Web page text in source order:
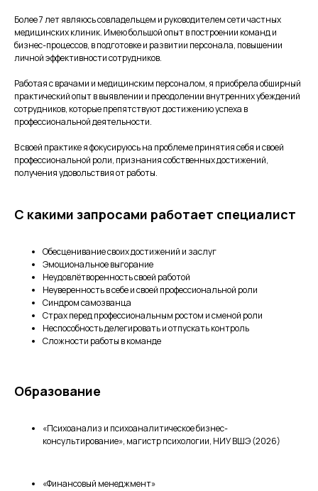
Более 7 лет являюсь совладельцем и руководителем сети частных
медицинских клиник. Имею большой опыт в построении команд и
бизнес-процессов, в подготовке и развитии персонала, повышении
личной эффективности сотрудников.
Работая с врачами и медицинским персоналом, я приобрела обширный
практический опыт в выявлении и преодолении внутренних убеждений
сотрудников, которые препятствуют достижению успеха в
профессиональной деятельности.
В своей практике я фокусируюсь на проблеме принятия себя и своей
профессиональной роли, признания собственных достижений,
получения удовольствия от работы.
С какими запросами работает специалист
Обесценивание своих достижений и заслуг
Эмоциональное выгорание
Неудовлётворенность своей работой
Неуверенность в себе и своей профессиональной роли
Синдром самозванца
Страх перед профессиональным ростом и сменой роли
Неспособность делегировать и отпускать контроль
Сложности работы в команде
Образование
«Психоанализ и психоаналитическое бизнес-
консультирование», магистр психологии, НИУ ВШЭ (2026)
«Финансовый менеджмент»